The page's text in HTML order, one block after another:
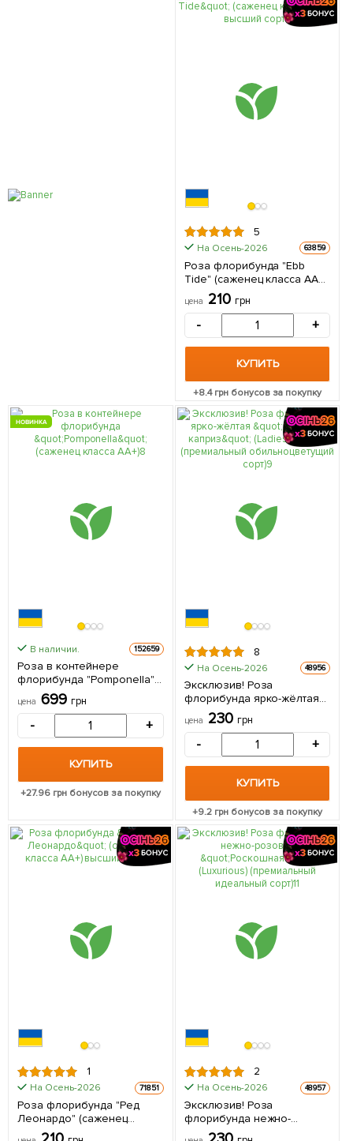
5
На Осень-2026 63859
Роза флорибунда "Ebb
Tide" (саженец класса АА+)
высший сорт 1 саженец в
упаковке
цена 210 грн
- +
КУПИТЬ
+8.4грн бонусов за покупку
НОВИНКА
В наличии. 152659
Роза в контейнере
флорибунда "Pomponella"
(саженец класса АА+) 1
саженец в упаковке
цена 699 грн
- +
КУПИТЬ
+27.96грн бонусов за покупку
8
На Осень-2026 48956
Эксклюзив! Роза
флорибунда ярко-жёлтая
"Дамский каприз" (Ladies
caprice) (премиальный
обильноцветущий сорт) 1
шт в упаковке
цена 230 грн
- +
КУПИТЬ
+9.2 грн бонусов за покупку
1
На Осень-2026 71851
Роза флорибунда "Ред
Леонардо" (саженец
класса АА+) высший сорт 1
2
На Осень-2026 48957
Эксклюзив! Роза
флорибунда нежно-
розовая "Роскошная"